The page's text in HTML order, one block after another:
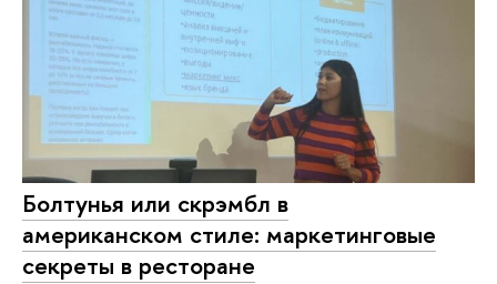
Болтунья или скрэмбл в
американском стиле: маркетинговые
секреты в ресторане